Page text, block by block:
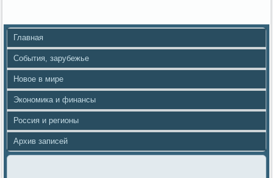
Главная
События, зарубежье
Новое в мире
Экономика и финансы
Россия и регионы
Архив записей